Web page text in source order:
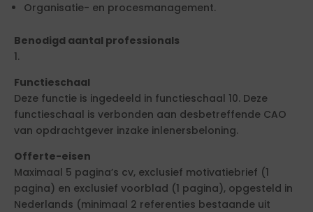
Organisatie- en procesmanagement.
Benodigd aantal professionals
1.
Functieschaal
Deze functie is ingedeeld in functieschaal 10. Deze
functieschaal is verbonden aan desbetreffende CAO
van opdrachtgever inzake inlenersbeloning.
Offerte-eisen
Maximaal 5 pagina’s cv, exclusief motivatiebrief (1
pagina) en exclusief voorblad (1 pagina), opgesteld in
Nederlands (minimaal 2 referenties bestaande uit